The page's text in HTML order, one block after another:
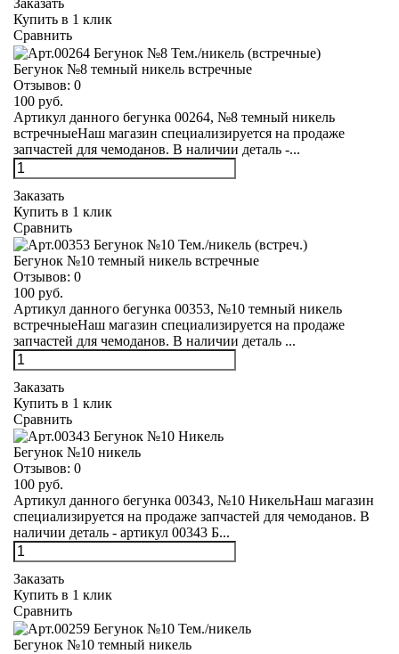
Заказать
Купить в 1 клик
Сравнить
Бегунок №8 темный никель встречные
Отзывов: 0
100 руб.
Артикул данного бегунка 00264, №8 темный никель
встречныеНаш магазин специализируется на продаже
запчастей для чемоданов. В наличии деталь -...
Заказать
Купить в 1 клик
Сравнить
Бегунок №10 темный никель встречные
Отзывов: 0
100 руб.
Артикул данного бегунка 00353, №10 темный никель
встречныеНаш магазин специализируется на продаже
запчастей для чемоданов. В наличии деталь ...
Заказать
Купить в 1 клик
Сравнить
Бегунок №10 никель
Отзывов: 0
100 руб.
Артикул данного бегунка 00343, №10 НикельНаш магазин
специализируется на продаже запчастей для чемоданов. В
наличии деталь - артикул 00343 Б...
Заказать
Купить в 1 клик
Сравнить
Бегунок №10 темный никель